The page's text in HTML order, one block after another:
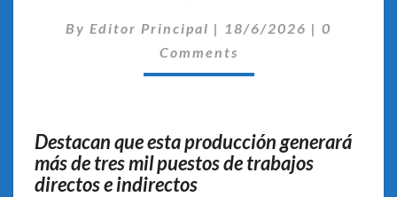
DE
MINERAL
HIERRO
“ES
MÁS
DEL
By Editor Principal | 18/6/2026 | 0
Comments
Destacan que esta producción generará
más de tres mil puestos de trabajos
directos e indirectos